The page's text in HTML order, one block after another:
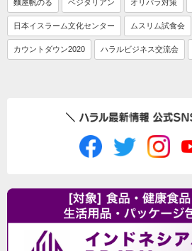
麵屋帆のる ベジタリアン オリパラ対策
日本イスラーム文化センター ムスリム試食会
カウントダウン2020 ハラルビジネス交流会